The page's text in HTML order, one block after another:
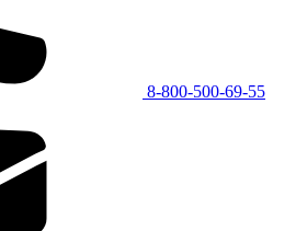
8-800-500-69-55